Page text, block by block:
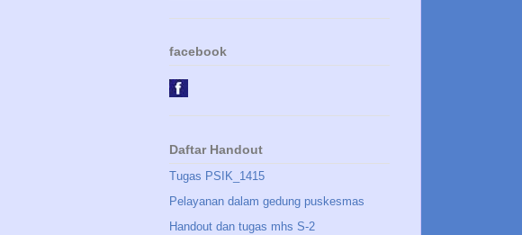
facebook
Daftar Handout
Tugas PSIK_1415
Pelayanan dalam gedung puskesmas
Handout dan tugas mhs S-2